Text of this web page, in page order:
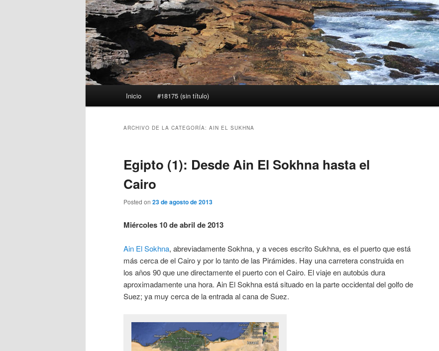
Inicio #18175 (sin título)
ARCHIVO DE LA CATEGORÍA: AIN EL SUKHNA
Egipto (1): Desde Ain El Sokhna hasta el
Cairo
Posted on 23 de agosto de 2013
Miércoles 10 de abril de 2013
Ain El Sokhna, abreviadamente Sokhna, y a veces escrito Sukhna, es el puerto que está
más cerca de el Cairo y por lo tanto de las Pirámides. Hay una carretera construida en
los años 90 que une directamente el puerto con el Cairo. El viaje en autobús dura
aproximadamente una hora. Ain El Sokhna está situado en la parte occidental del golfo de
Suez; ya muy cerca de la entrada al cana de Suez.